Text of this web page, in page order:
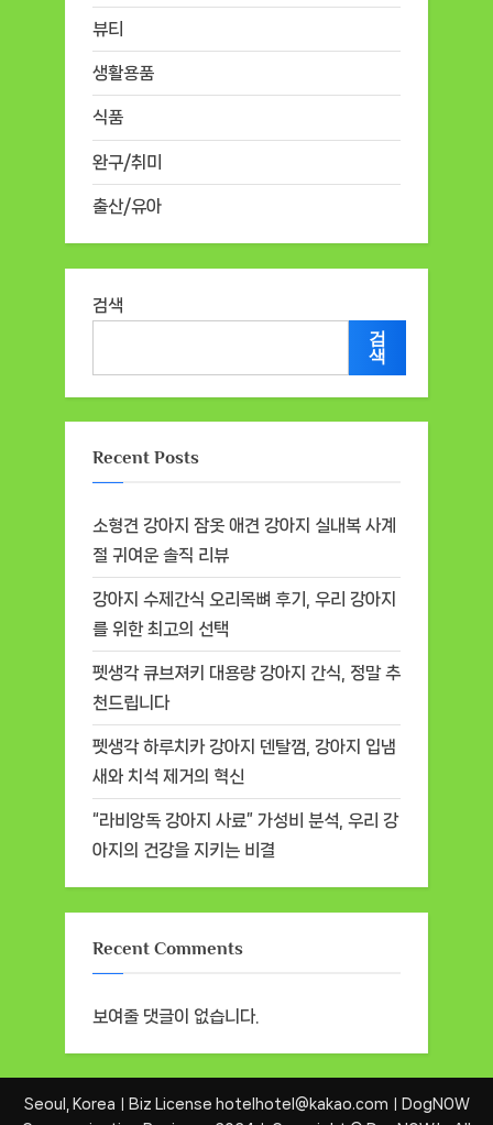
뷰티
생활용품
식품
완구/취미
출산/유아
검색
검
색
Recent Posts
소형견 강아지 잠옷 애견 강아지 실내복 사계
절 귀여운 솔직 리뷰
강아지 수제간식 오리목뼈 후기, 우리 강아지
를 위한 최고의 선택
펫생각 큐브져키 대용량 강아지 간식, 정말 추
천드립니다
펫생각 하루치카 강아지 덴탈껌, 강아지 입냄
새와 치석 제거의 혁신
“라비앙독 강아지 사료” 가성비 분석, 우리 강
아지의 건강을 지키는 비결
Recent Comments
보여줄 댓글이 없습니다.
Seoul, KoreaㅣBiz License hotelhotel@kakao.comㅣDogNOW